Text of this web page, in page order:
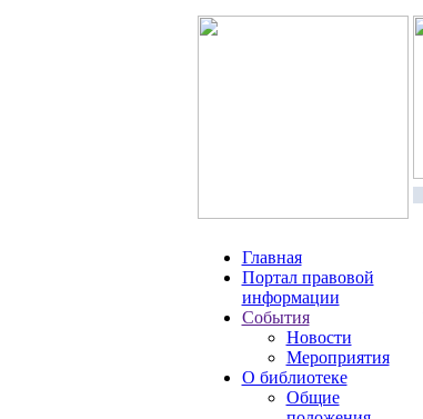
Главная
Портал правовой
информации
События
Новости
Мероприятия
О библиотеке
Общие